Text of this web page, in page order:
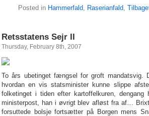
Posted in Hammerfald, Raserianfald,
Retsstatens Sejr II
Thursday, February 8th, 2007
To års ubetinget fængsel for groft mandatsvig.
hvordan en vis statsminister kunne slippe
folketinget i tiden efter kartoffelkuren, dengang
ministerpost, han i øvrigt blev afløst fra af…
forsuttede bolsje fortsætter på Borgen mens